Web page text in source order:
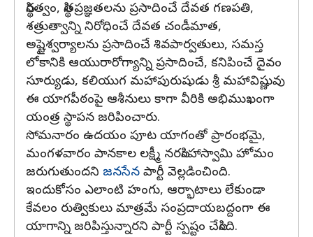
స్థిరత్వం, స్థితప్రజ్ఞతలను ప్రసాదించే దేవత గణపతి,
శత్రుత్వాన్ని నిరోధించే దేవత చండీమాత,
అష్టైశ్వర్యాలను ప్రసాదించే శివపార్వతులు, సమస్త
లోకానికి ఆయురారోగ్యాన్ని ప్రసాదించే, కనిపించే దైవం
సూర్యుడు, కలియుగ మహాపురుషుడు శ్రీ మహావిష్ణువు
ఈ యాగపీఠంపై ఆశీనులు కాగా వీరికి అభిముఖంగా
యంత్ర స్థాపన జరిపించారు.
సోమనారం ఉదయం పూట యాగంతో ప్రారంభమై,
మంగళవారం పానకాల లక్ష్మీ నరసింహాస్వామి హోమం
జరుగుతుందని జనసేన పార్టీ వెల్లడించింది.
ఇందుకోసం ఎలాంటి హంగు, ఆర్భాటాలు లేకుండా
కేవలం రుత్వికులు మాత్రమే సంప్రదాయబద్దంగా ఈ
యాగాన్ని జరిపిస్తున్నారని పార్టీ స్పష్టం చేసింది.